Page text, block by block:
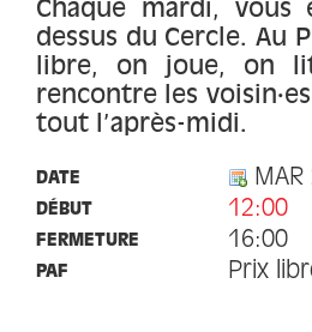
Chaque mardi, vous
dessus du Cercle. Au
libre, on joue, on
rencontre les
tout l’après-midi.
DATE MAR
DÉBUT 12:00
FERMETURE 16:00
PAF Prix